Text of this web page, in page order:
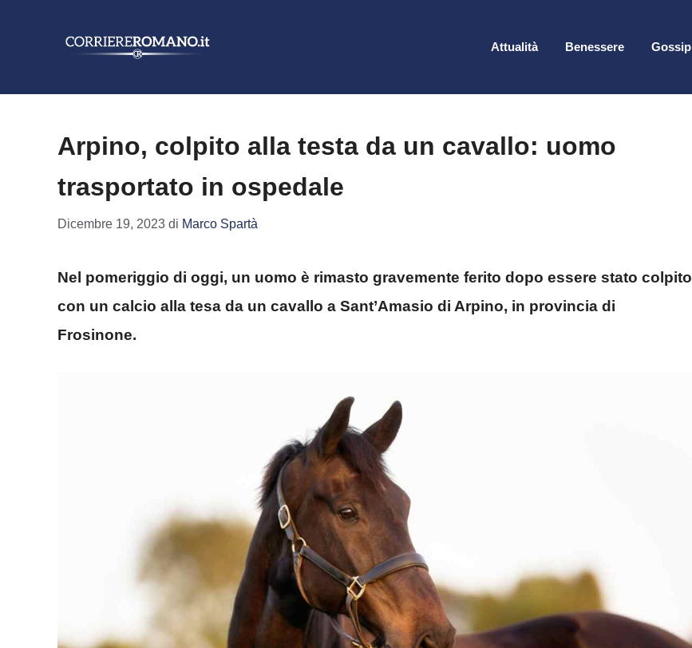
Attualità Benessere Gossip
Arpino, colpito alla testa da un cavallo: uomo
trasportato in ospedale
Dicembre 19, 2023 di Marco Spartà
Nel pomeriggio di oggi, un uomo è rimasto gravemente ferito dopo essere stato colpito
con un calcio alla tesa da un cavallo a Sant’Amasio di Arpino, in provincia di
Frosinone.